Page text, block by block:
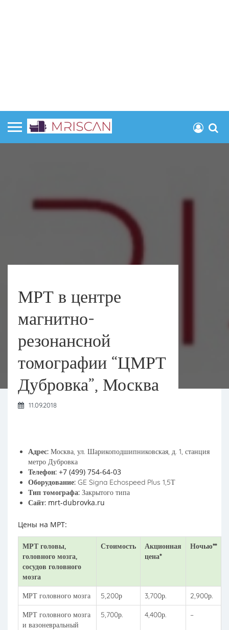
МРТ в центре
магнитно-
резонансной
томографии “ЦМРТ
Дубровка”, Москва
11.09.2018
Адрес: Москва, ул. Шарикоподшипниковская, д. 1, станция
метро Дубровка
Телефон: +7 (499) 754-64-03
Оборудование: GE Signa Echospeed Plus 1,5Т
Тип томографа: Закрытого типа
Сайт: mrt-dubrovka.ru
Цены на МРТ:
МРТ головы,
головного мозга,
сосудов головного
мозга
Стоимость
Акционная
цена*
Ночью**
МРТ головного мозга 5,200р 3,700р. 2,900р.
МРТ головного мозга
и вазоневральный
5,700р. 4,400р. –